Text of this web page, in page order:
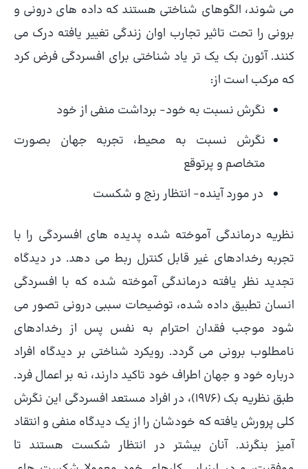
می شوند، الگوهای شناختی هستند که داده های درونی و
برونی را تحت تاثیر تجارب اوان زندگی تغییر یافته درک می
کنند. آئورن بک یک تر یاد شناختی برای افسردگی فرض کرد
که مرکب است از:
نگرش نسبت به خود- برداشت منفی از خود
نگرش نسبت به محیط، تجربه جهان بصورت
متخاصم و پرتوقع
در مورد آینده- انتظار رنج و شکست
نظریه درماندگی آموخته شده پدیده های افسردگی را با
تجربه رخدادهای غیر قابل کنترل ربط می دهد. در دیدگاه
تجدید نظر یافته درماندگی آموخته شده که با افسردگی
انسان تطبیق داده شده، توضیحات سببی درونی تصور می
شود موجب فقدان احترام به نفس پس از رخدادهای
نامطلوب برونی می گردد. رویکرد شناختی بر دیدگاه افراد
درباره خود و جهان اطراف خود تاکید دارند، نه بر اعمال فرد.
طبق نظریه بک (1976)، در افراد مستعد افسردگی این نگرش
کلی پرورش یافته که خودشان را از یک دیدگاه منفی و انتقاد
آمیز بنگرند. آنان بیشتر در انتظار شکست هستند تا